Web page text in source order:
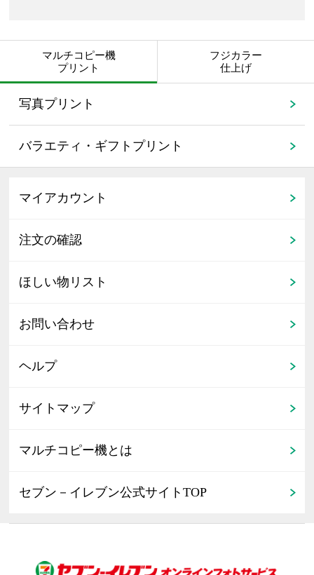
マルチコピー機
プリント
写真プリント
バラエティ・ギフトプリント
フジカラー
仕上げ
マイアカウント
注文の確認
ほしい物リスト
お問い合わせ
ヘルプ
サイトマップ
マルチコピー機とは
セブン－イレブン公式サイトTOP